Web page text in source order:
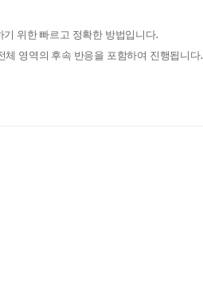
위한 빠르고 정확한 방법입니다.
영역의 후속 반응을 포함하여 진행됩니다.